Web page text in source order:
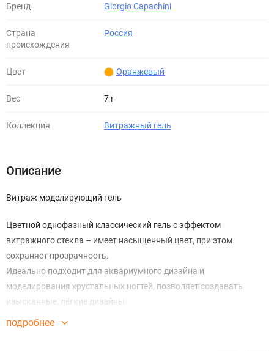
Бренд Giorgio Capachini
Страна
происхождения
Россия
Цвет Оранжевый
Вес 7 г
Коллекция Витражный гель
Описание
Витраж моделирующий гель
Цветной однофазный классический гель с эффектом
витражного стекла – имеет насыщенный цвет, при этом
сохраняет прозрачность.
Идеально подходит для аквариумного дизайна и
моделирования хрустальных ногтей, позволяет создавать
изысканные, лёгкие дизайны.
подробнее